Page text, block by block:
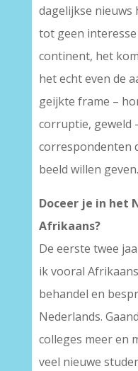
dagelijkse
tot geen
continent, het
het echt even de
geijkte frame –
corruptie, geweld
correspondenten
beeld willen geven.
Doceer je in het
Afrikaans?
De eerste twee
ik vooral
behandel en
Nederlands.
colleges meer en
veel nieuwe